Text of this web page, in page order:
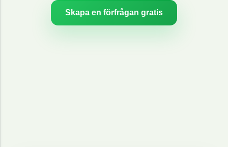
Skapa en förfrågan gratis